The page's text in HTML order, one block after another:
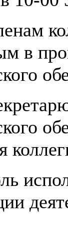
в